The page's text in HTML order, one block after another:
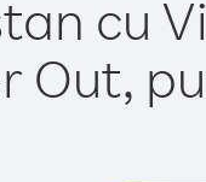
cu
Out,